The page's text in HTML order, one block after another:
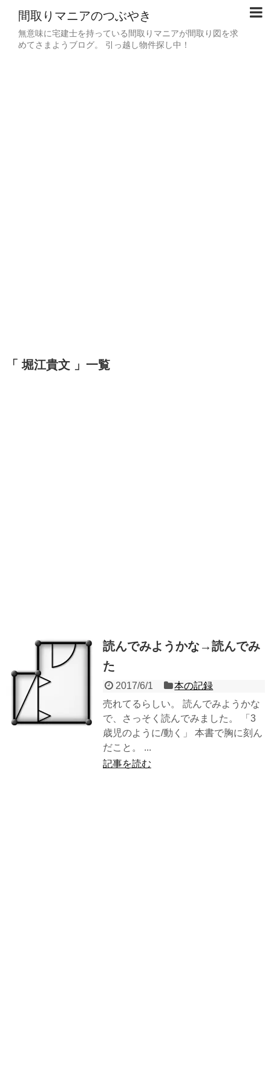
間取りマニアのつぶやき
無意味に宅建士を持っている間取りマニアが間取り図を求
めてさまようブログ。 引っ越し物件探し中！
「 堀江貴文 」一覧
読んでみようかな→読んでみ
た
2017/6/1
本の記録
売れてるらしい。 読んでみようかな
で、さっそく読んでみました。 「3
歳児のように/動く」 本書で胸に刻ん
だこと。 ...
記事を読む